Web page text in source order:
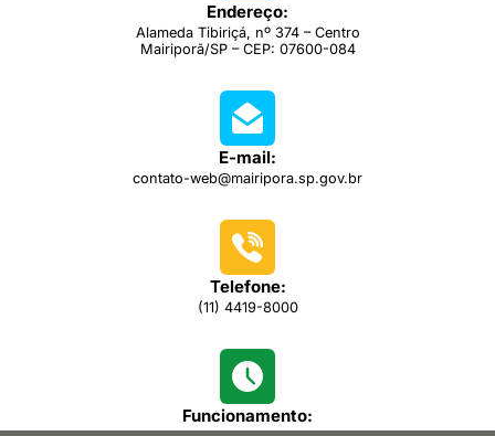
Endereço:
Alameda Tibiriçá, nº 374 – Centro
Mairiporã/SP – CEP: 07600-084
E-mail:
contato-web@mairipora.sp.gov.br
Telefone:
(11) 4419-8000
Funcionamento: